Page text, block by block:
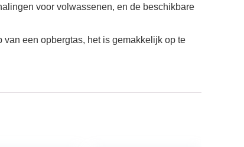
voor volwassenen, en de beschikbare
een opbergtas, het is gemakkelijk op te